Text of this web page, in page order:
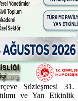
Sözleşmesi 31.
ve Yan Etkinlik